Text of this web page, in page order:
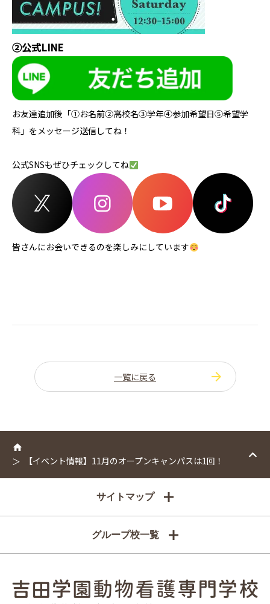
②公式LINE
お友達追加後「①お名前②高校名③学年④参加希望日⑤希望学
科」をメッセージ送信してね！
公式SNSもぜひチェックしてね
皆さんにお会いできるのを楽しみにしています
一覧に戻る
【イベント情報】11月のオープンキャンパスは1回！
サイトマップ
グループ校一覧